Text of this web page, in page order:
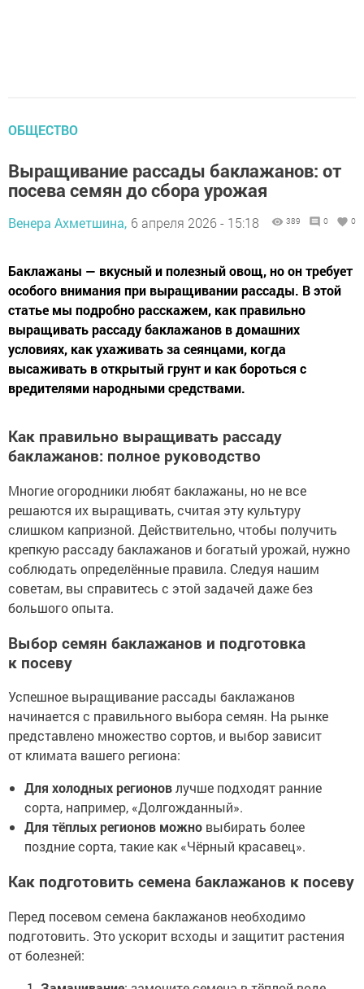
ОБЩЕСТВО
Выращивание рассады баклажанов: от
посева семян до сбора урожая
Венера Ахметшина, 6 апреля 2026 - 15:18 389 0 0
Баклажаны — вкусный и полезный овощ, но он требует
особого внимания при выращивании рассады. В этой
статье мы подробно расскажем, как правильно
выращивать рассаду баклажанов в домашних
условиях, как ухаживать за сеянцами, когда
высаживать в открытый грунт и как бороться с
вредителями народными средствами.
Как правильно выращивать рассаду
баклажанов: полное руководство
Многие огородники любят баклажаны, но не все
решаются их выращивать, считая эту культуру
слишком капризной. Действительно, чтобы получить
крепкую рассаду баклажанов и богатый урожай, нужно
соблюдать определённые правила. Следуя нашим
советам, вы справитесь с этой задачей даже без
большого опыта.
Выбор семян баклажанов и подготовка
к посеву
Успешное выращивание рассады баклажанов
начинается с правильного выбора семян. На рынке
представлено множество сортов, и выбор зависит
от климата вашего региона:
Для холодных регионовлучше подходят ранние
сорта, например, «Долгожданный».
Для тёплых регионов можно выбирать более
поздние сорта, такие как «Чёрный красавец».
Как подготовить семена баклажанов к посеву
Перед посевом семена баклажанов необходимо
подготовить. Это ускорит всходы и защитит растения
от болезней: